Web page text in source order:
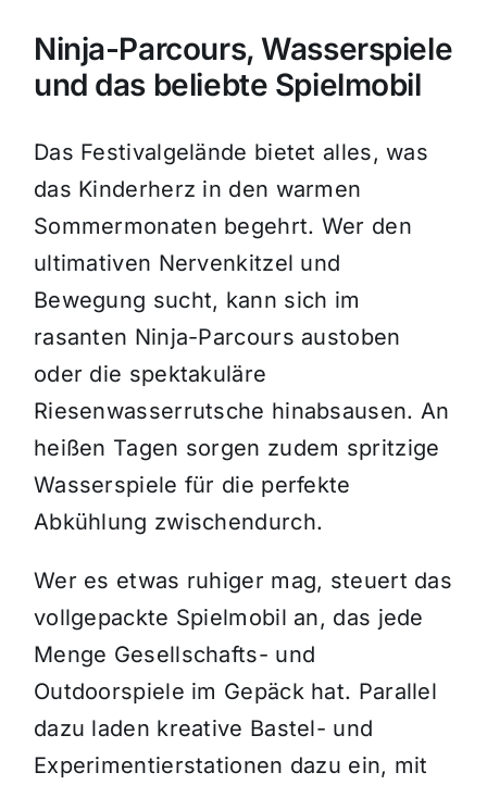
Ninja-Parcours, Wasserspiele
und das beliebte Spielmobil
Das Festivalgelände bietet alles, was
das Kinderherz in den warmen
Sommermonaten begehrt. Wer den
ultimativen Nervenkitzel und
Bewegung sucht, kann sich im
rasanten Ninja-Parcours austoben
oder die spektakuläre
Riesenwasserrutsche hinabsausen. An
heißen Tagen sorgen zudem spritzige
Wasserspiele für die perfekte
Abkühlung zwischendurch.
Wer es etwas ruhiger mag, steuert das
vollgepackte Spielmobil an, das jede
Menge Gesellschafts- und
Outdoorspiele im Gepäck hat. Parallel
dazu laden kreative Bastel- und
Experimentierstationen dazu ein, mit